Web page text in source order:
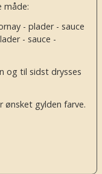
måde:
- plader - sauce
- sauce -
og til sidst drysses
ønsket gylden farve.